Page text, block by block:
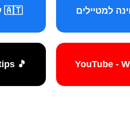
🇦🇹 עמוד וינה למטיילים
🎵 TikTok - travelers.tips